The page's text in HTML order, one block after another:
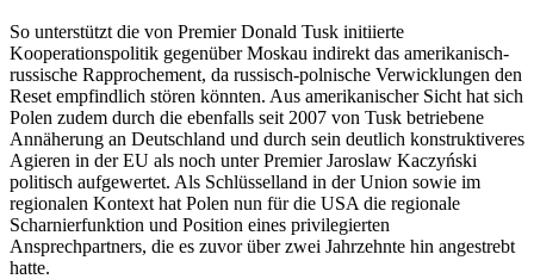
So unterstützt die von Premier Donald Tusk initiierte
Kooperationspolitik gegenüber Moskau indirekt das amerikanisch-
russische Rapprochement, da russisch-polnische Verwicklungen den
Reset empfindlich stören könnten. Aus amerikanischer Sicht hat sich
Polen zudem durch die ebenfalls seit 2007 von Tusk betriebene
Annäherung an Deutschland und durch sein deutlich konstruktiveres
Agieren in der EU als noch unter Premier Jaroslaw Kaczyński
politisch aufgewertet. Als Schlüsselland in der Union sowie im
regionalen Kontext hat Polen nun für die USA die regionale
Scharnierfunktion und Position eines privilegierten
Ansprechpartners, die es zuvor über zwei Jahrzehnte hin angestrebt
hatte.